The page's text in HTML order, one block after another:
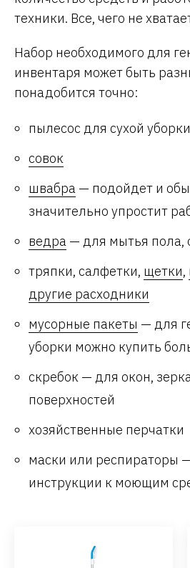
техники. Все, чего не
Набор необходимого для
инвентаря может быть
понадобится точно:
пылесос для сухой уборки
совок
швабра — подойдет и
значительно упростит
ведра — для мытья пола,
тряпки, салфетки, щетки,
другие расходники
мусорные пакеты — для
уборки можно купить
скребок — для окон,
поверхностей
хозяйственные перчатки
маски или респираторы
инструкции к моющим